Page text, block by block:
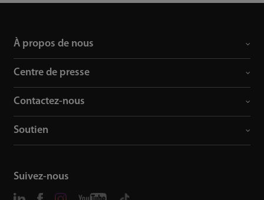
À propos de nous
Centre de presse
Contactez-nous
Soutien
Suivez-nous